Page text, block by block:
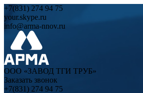
+7(831) 274 94 75
your.skype.ru
info@arma-nnov.ru
ООО «ЗАВОД ТГИ ТРУБ»
Заказать звонок
+7(831) 274 94 75